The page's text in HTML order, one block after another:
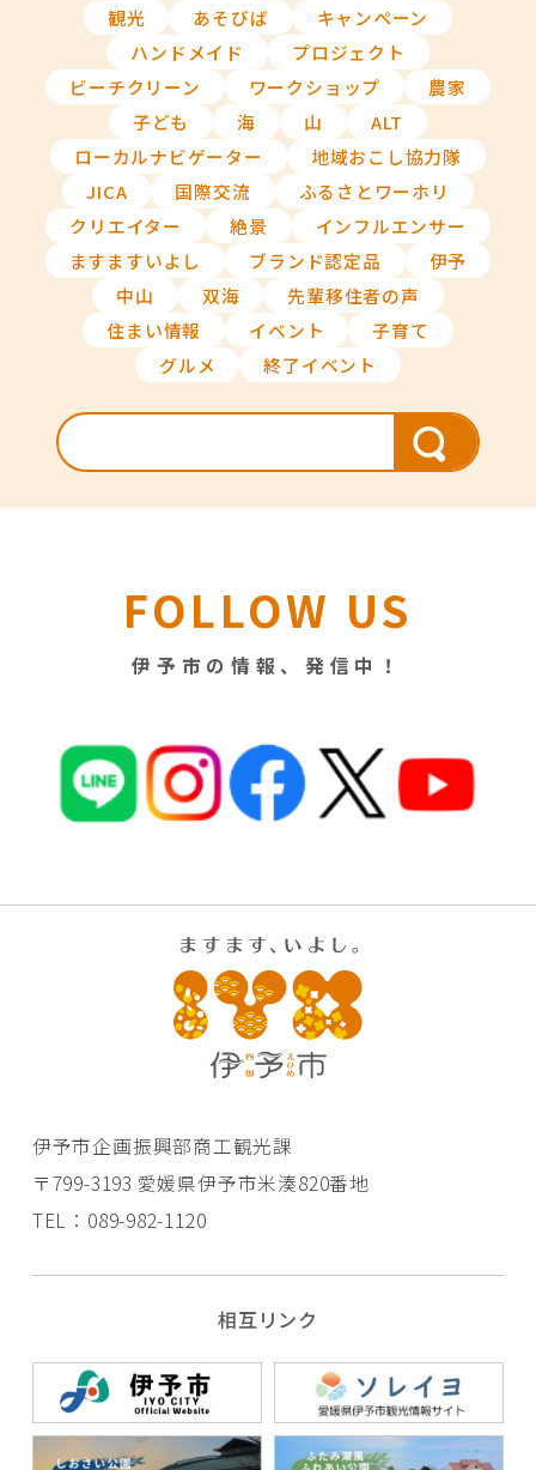
観光
あそびば
キャンペーン
ハンドメイド
プロジェクト
ビーチクリーン
ワークショップ
農家
子ども
海 山
ALT
ローカルナビゲーター
地域おこし協力隊
JICA
国際交流
ふるさとワーホリ
クリエイター
絶景
インフルエンサー
ますますいよし
ブランド認定品
伊予
中山
双海
先輩移住者の声
住まい情報
イベント
子育て
グルメ
終了イベント
FOLLOW US
伊予市の情報、発信中！
伊予市企画振興部商工観光課
〒799-3193 愛媛県伊予市米湊820番地
TEL：089-982-1120
相互リンク